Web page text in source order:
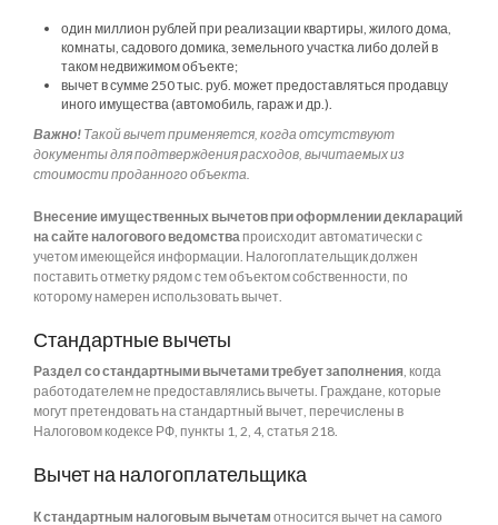
один миллион рублей при реализации квартиры, жилого дома,
комнаты, садового домика, земельного участка либо долей в
таком недвижимом объекте;
вычет в сумме 250 тыс. руб. может предоставляться продавцу
иного имущества (автомобиль, гараж и др.).
Важно! Такой вычет применяется, когда отсутствуют
документы для подтверждения расходов, вычитаемых из
стоимости проданного объекта.
Внесение имущественных вычетов при оформлении деклараций
на сайте налогового ведомства происходит автоматически с
учетом имеющейся информации. Налогоплательщик должен
поставить отметку рядом с тем объектом собственности, по
которому намерен использовать вычет.
Стандартные вычеты
Раздел со стандартными вычетами требует заполнения, когда
работодателем не предоставлялись вычеты. Граждане, которые
могут претендовать на стандартный вычет, перечислены в
Налоговом кодексе РФ, пункты 1, 2, 4, статья 218.
Вычет на налогоплательщика
К стандартным налоговым вычетам относится вычет на самого